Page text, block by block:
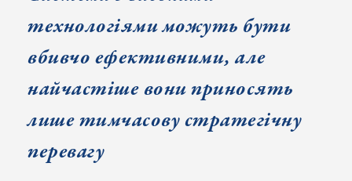
технологіями можуть бути
вбивчо ефективними, але
найчастіше вони приносять
лише тимчасову стратегічну
перевагу